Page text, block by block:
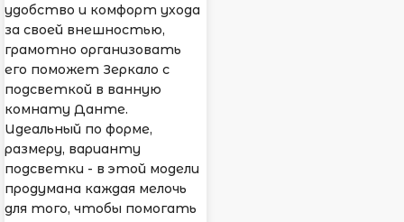
удобство и комфорт ухода
за своей внешностью,
грамотно организовать
его поможет Зеркало с
подсветкой в ванную
комнату Данте.
Идеальный по форме,
размеру, варианту
подсветки - в этой модели
продумана каждая мелочь
для того, чтобы помогать